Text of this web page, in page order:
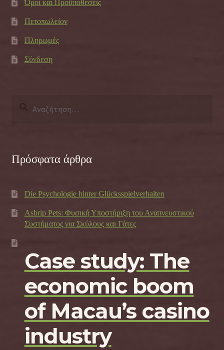
Όροι και Προϋποθέσεις
Πετοπωλείον
Πληρωμές
Σύνδεση
Πρόσφατα άρθρα
Die Psychologie hinter Glücksspielverhalten
Asbrip Pets: Φυσική Υποστήριξη του Αναπνευστικού
Συστήματος για Σκύλους και Γάτες
Case study: The
economic boom
of Macau’s casino
industry